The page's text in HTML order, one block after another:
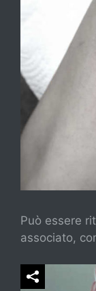
Può essere
associato,